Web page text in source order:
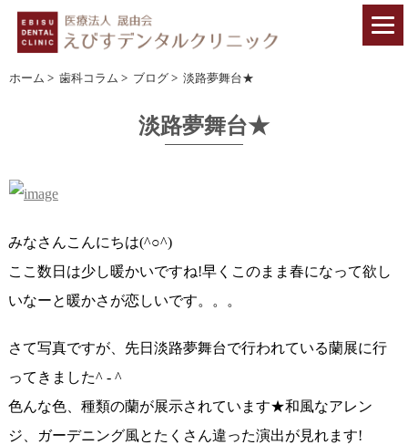
ホーム > 歯科コラム > ブログ > 淡路夢舞台★
淡路夢舞台★
みなさんこんにちは(^○^)
ここ数日は少し暖かいですね!早くこのまま春になって欲し
いなーと暖かさが恋しいです。。。
さて写真ですが、先日淡路夢舞台で行われている蘭展に行
ってきました^ - ^
色んな色、種類の蘭が展示されています★和風なアレン
ジ、ガーデニング風とたくさん違った演出が見れます!